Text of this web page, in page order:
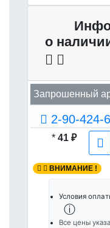
о
Запрошенный
2-90-424-
* 41 ₽
ВНИМАНИЕ !
Условия
ⓘ
Все цены